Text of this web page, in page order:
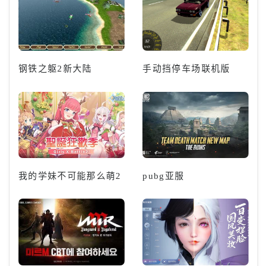
钢铁之躯2新大陆 手动挡停车场联机版
我的学妹不可能那么萌2 pubg亚服